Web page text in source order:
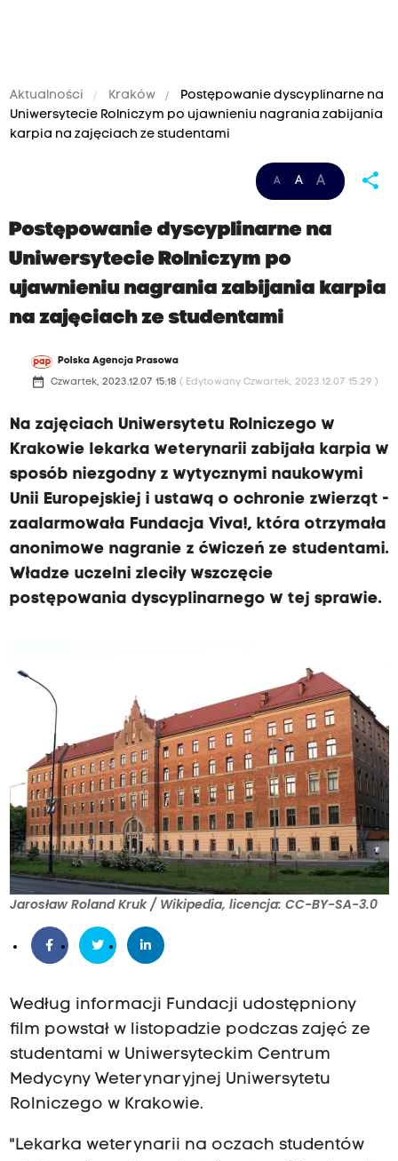
Aktualności Kraków
Postępowanie dyscyplinarne na
Uniwersytecie Rolniczym po ujawnieniu nagrania zabijania
karpia na zajęciach ze studentami
A A A share
Postępowanie dyscyplinarne na
Uniwersytecie Rolniczym po
ujawnieniu nagrania zabijania karpia
na zajęciach ze studentami
Polska Agencja Prasowa
date_range Czwartek, 2023.12.07 15:18 ( Edytowany Czwartek, 2023.12.07 15:29 )
Na zajęciach Uniwersytetu Rolniczego w
Krakowie lekarka weterynarii zabijała karpia w
sposób niezgodny z wytycznymi naukowymi
Unii Europejskiej i ustawą o ochronie zwierząt -
zaalarmowała Fundacja Viva!, która otrzymała
anonimowe nagranie z ćwiczeń ze studentami.
Władze uczelni zleciły wszczęcie
postępowania dyscyplinarnego w tej sprawie.
Jarosław Roland Kruk / Wikipedia, licencja: CC-BY-SA-3.0
Według informacji Fundacji udostępniony
film powstał w listopadzie podczas zajęć ze
studentami w Uniwersyteckim Centrum
Medycyny Weterynaryjnej Uniwersytetu
Rolniczego w Krakowie.
"Lekarka weterynarii na oczach studentów